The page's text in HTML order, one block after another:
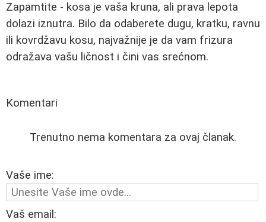
Zapamtite - kosa je vaša kruna, ali prava lepota
dolazi iznutra. Bilo da odaberete dugu, kratku, ravnu
ili kovrdžavu kosu, najvažnije je da vam frizura
odražava vašu ličnost i čini vas srećnom.
Komentari
Trenutno nema komentara za ovaj članak.
Vaše ime:
Vaš email: